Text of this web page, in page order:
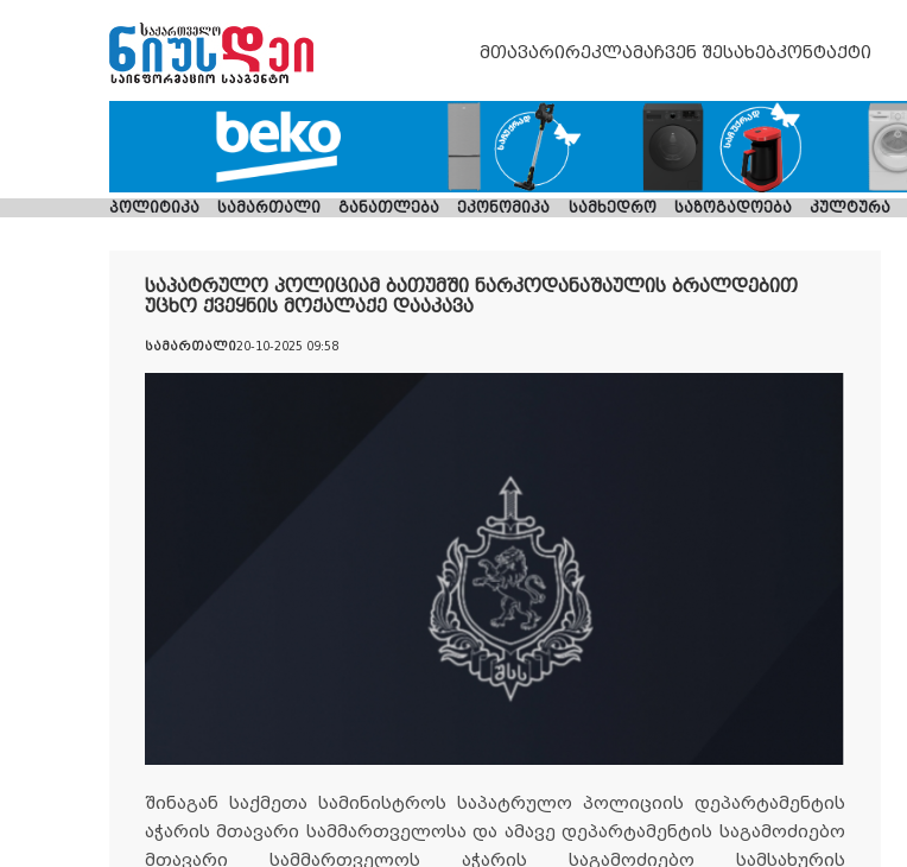
მთავარირეკლამაჩვენ შესახებკონტაქტი
პოლიტიკა სამართალი განათლება ეკონომიკა სამხედრო საზოგადოება კულტურა
საპატრულო პოლიციამ ბათუმში ნარკოდანაშაულის ბრალდებით
უცხო ქვეყნის მოქალაქე დააკავა
სამართალი20-10-2025 09:58
შინაგან საქმეთა სამინისტროს საპატრულო პოლიციის დეპარტამენტის
აჭარის მთავარი სამმართველოსა და ამავე დეპარტამენტის საგამოძიებო
მთავარი სამმართველოს აჭარის საგამოძიებო სამსახურის